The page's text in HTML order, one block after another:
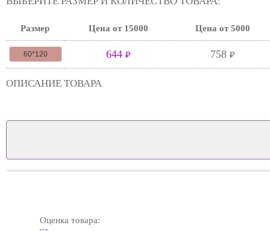
Размер Цена от 15000 Цена от 5000
60*120 644 ₽ 758 ₽
ОПИСАНИЕ ТОВАРА
Оценка товара: